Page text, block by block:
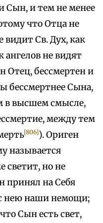
Сын, и тем не менее
что Отца не
Св. Дух, как
ангелов не видят
Отец, бессмертен и
бессмертнее Сына,
в высшем смысле,
между тем
[806]). Ориген
называется
светит, но не
принял на Себя
нею наши немощи;
Сын есть свет,